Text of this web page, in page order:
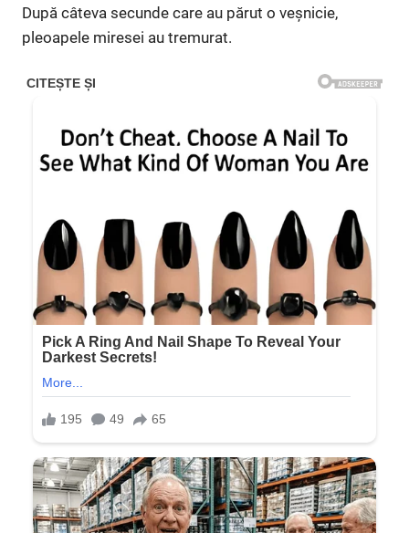
După câteva secunde care au părut o veșnicie,
pleoapele miresei au tremurat.